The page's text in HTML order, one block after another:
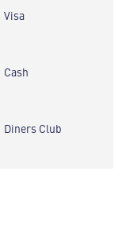
Visa
Cash
Diners Club